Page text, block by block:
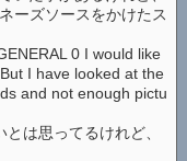
ーズソースをかけたス
0 I would like
I have looked at the
and not enough pictu
は思ってるけれど、